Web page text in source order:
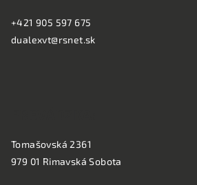
+421 905 597 675
dualexvt@rsnet.sk
Tomašovská 2361
979 01 Rimavská Sobota